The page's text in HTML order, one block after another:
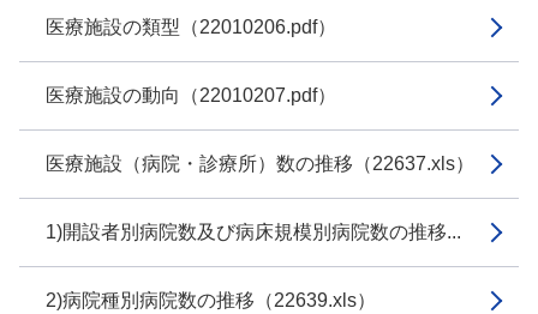
医療施設の類型（22010206.pdf）
医療施設の動向（22010207.pdf）
医療施設（病院・診療所）数の推移（22637.xls）
1)開設者別病院数及び病床規模別病院数の推移...
2)病院種別病院数の推移（22639.xls）